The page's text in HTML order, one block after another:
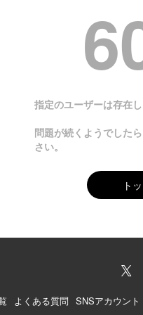
指定のユーザーは存在し
問題が続くようでしたら
さい。
ト
よくある質問 SNSアカウント